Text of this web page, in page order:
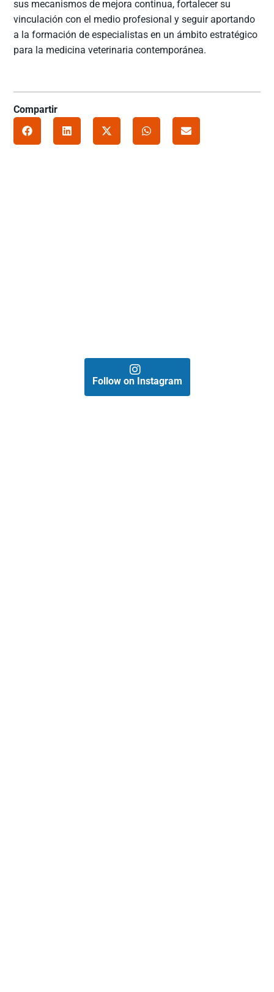
sus mecanismos de mejora continua, fortalecer su
vinculación con el medio profesional y seguir aportando
a la formación de especialistas en un ámbito estratégico
para la medicina veterinaria contemporánea.
Compartir
Follow on Instagram